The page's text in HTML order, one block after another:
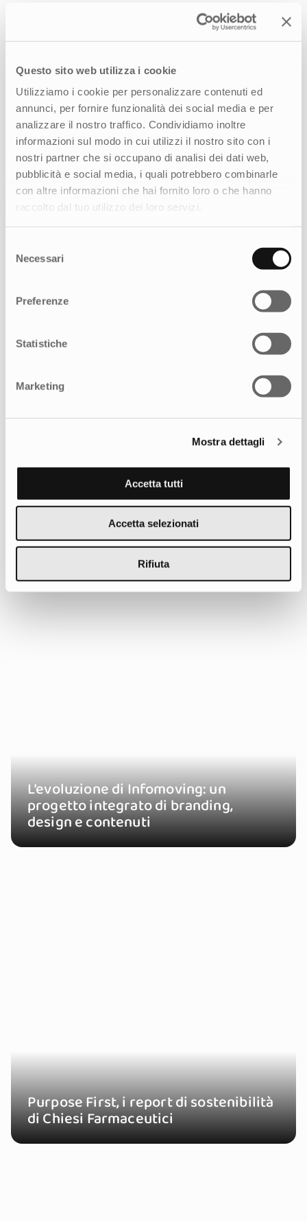
Questo sito web utilizza i cookie
Utilizziamo i cookie per personalizzare contenuti ed
annunci, per fornire funzionalità dei social media e per
analizzare il nostro traffico. Condividiamo inoltre
informazioni sul modo in cui utilizzi il nostro sito con i
nostri partner che si occupano di analisi dei dati web,
pubblicità e social media, i quali potrebbero combinarle
con altre informazioni che hai fornito loro o che hanno
raccolto dal tuo utilizzo dei loro servizi.
delNecessari
Preferenze
Statistiche
Marketing
Mostra dettagli
Accetta tutti
Accetta selezionati
Rifiuta
Nuovo posizionamento ed ecosistema
digitale per un’esperienza di credito
più semplice e sicura
Creatività e strategia multicanale per
celebrare la forza di una community
L’evoluzione di Infomoving: un
progetto integrato di branding,
design e contenuti
Purpose First, i report di sostenibilità
di Chiesi Farmaceutici